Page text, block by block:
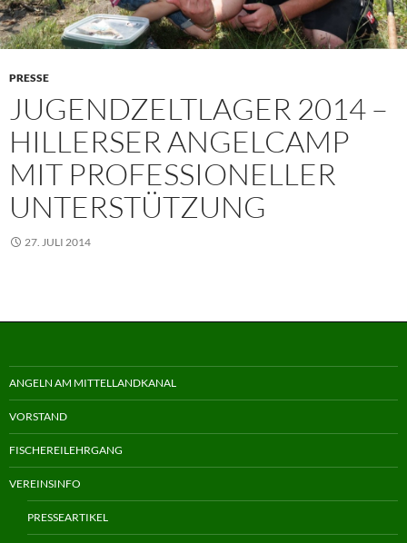
PRESSE
JUGENDZELTLAGER 2014 –
HILLERSER ANGELCAMP
MIT PROFESSIONELLER
UNTERSTÜTZUNG
27. JULI 2014
ANGELN AM MITTELLANDKANAL
VORSTAND
FISCHEREILEHRGANG
VEREINSINFO
PRESSEARTIKEL